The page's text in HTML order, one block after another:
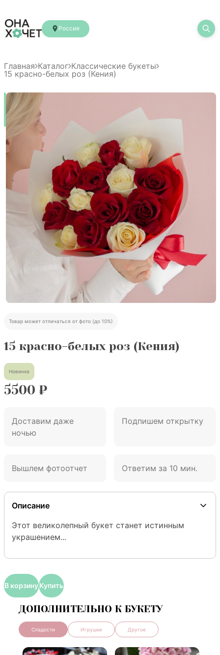
Россия
Главная Каталог Классические букеты
15 красно-белых роз (Кения)
Товар может отличаться от фото (до 10%)
15 красно-белых роз (Кения)
Новинка
5500 ₽
Доставим даже
ночью
Подпишем открытку
Вышлем фотоотчет Ответим за 10 мин.
Описание
Этот великолепный букет станет истинным
украшением...
В корзинуКупить
ДОПОЛНИТЕЛЬНО К БУКЕТУ
Сладости Игрушки Другое